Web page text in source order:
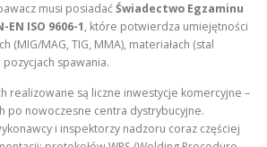
musi posiadaćŚwiadectwo Egzaminu
EN ISO 9606-1, które potwierdza umiejętności
(MIG/MAG, TIG, MMA), materiałach (stal
spawania.
realizowane są liczne inwestycje komercyjne –
po nowoczesne centra dystrybucyjne.
i inspektorzy nadzoru coraz częściej